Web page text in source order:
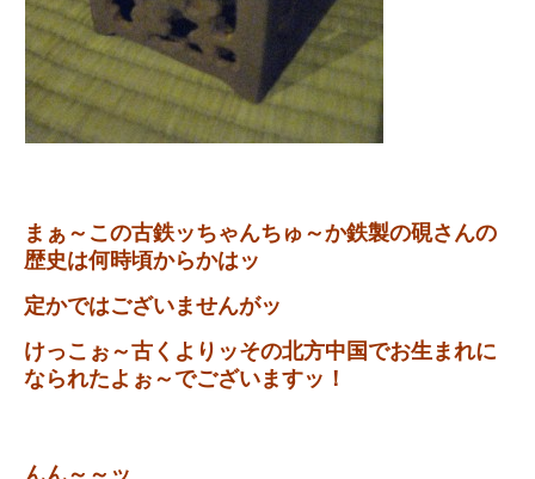
まぁ～この古鉄ッちゃんちゅ～か鉄製の硯さんの
歴史は何時頃からかはッ
定かではございませんがッ
けっこぉ～古くよりッその北方中国でお生まれに
なられたよぉ～でございますッ！
んん～～ッ